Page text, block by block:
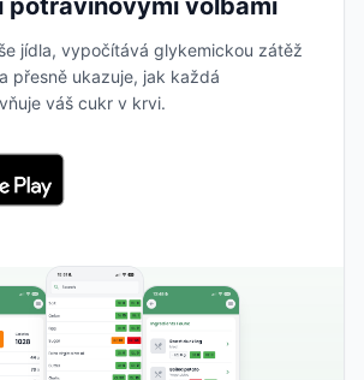
potravinovými volbami
jídla, vypočítává glykemickou zátěž
přesně ukazuje, jak každá
váš cukr v krvi.